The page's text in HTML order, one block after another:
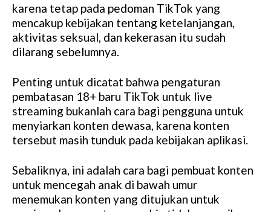
karena tetap pada pedoman TikTok yang
mencakup kebijakan tentang ketelanjangan,
aktivitas seksual, dan kekerasan itu sudah
dilarang sebelumnya.
Penting untuk dicatat bahwa pengaturan
pembatasan 18+ baru TikTok untuk live
streaming bukanlah cara bagi pengguna untuk
menyiarkan konten dewasa, karena konten
tersebut masih tunduk pada kebijakan aplikasi.
Sebaliknya, ini adalah cara bagi pembuat konten
untuk mencegah anak di bawah umur
menemukan konten yang ditujukan untuk